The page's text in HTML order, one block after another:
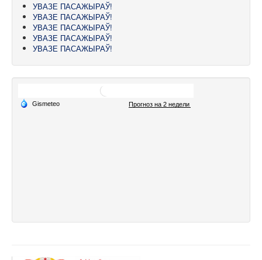
УВАЗЕ ПАСАЖЫРАЎ!
УВАЗЕ ПАСАЖЫРАЎ!
УВАЗЕ ПАСАЖЫРАЎ!
УВАЗЕ ПАСАЖЫРАЎ!
УВАЗЕ ПАСАЖЫРАЎ!